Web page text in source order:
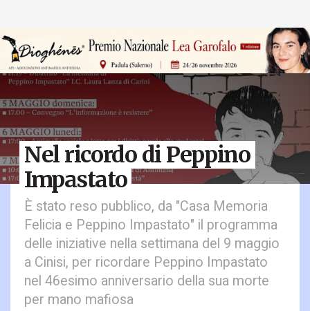
Nel ricordo di Peppino
Impastato
È stato reso pubblico, da "Casa Memoria
Felicia e Peppino Impastato" il programma
delle iniziative nella settimana del 9 maggio
a Cinisi, per ricordare Peppino Impastato
nel 46esimo anniversario della sua morte
per mano mafiosa